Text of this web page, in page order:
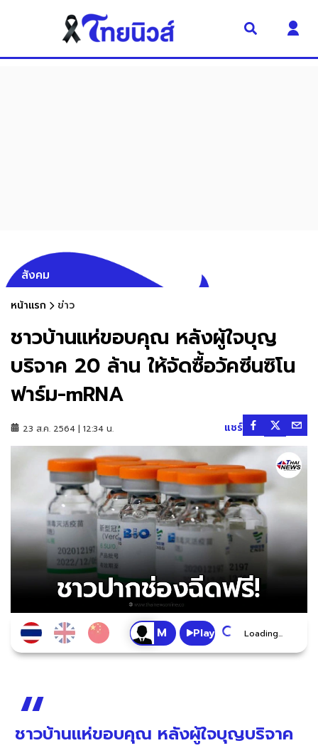
สังคม
หน้าแรก ข่าว
ชาวบ้านแห่ขอบคุณ หลังผู้ใจบุญ
บริจาค 20 ล้าน ให้จัดซื้อวัคซีนซิโน
ฟาร์ม-mRNA
23 ส.ค. 2564 | 12:34 น. แชร์
Play Loading...
ชาวบ้านแห่ขอบคุณ หลังผู้ใจบุญบริจาค